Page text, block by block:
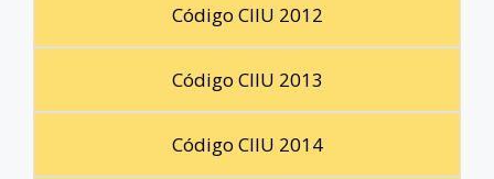
Código CIIU 2012
Código CIIU 2013
Código CIIU 2014